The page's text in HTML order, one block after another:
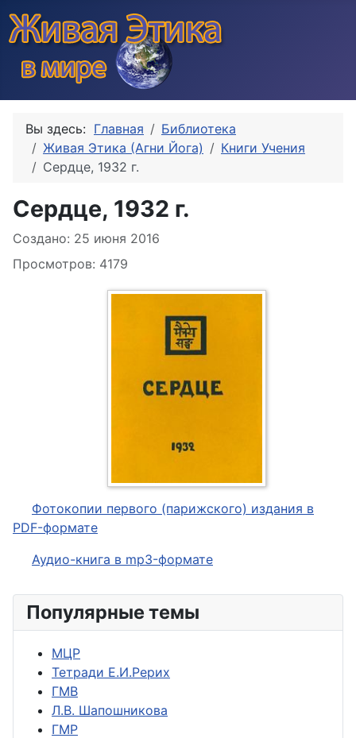
Вы здесь: Главная
Библиотека
Живая Этика (Агни Йога)
Книги Учения
Сердце, 1932 г.
Сердце, 1932 г.
Информация о материале
Создано: 25 июня 2016
Просмотров: 4179
Фотокопии первого (парижского) издания в
PDF-формате
Аудио-книга в mp3-формате
Популярные темы
МЦР
Тетради Е.И.Рерих
ГМВ
Л.В. Шапошникова
ГМР